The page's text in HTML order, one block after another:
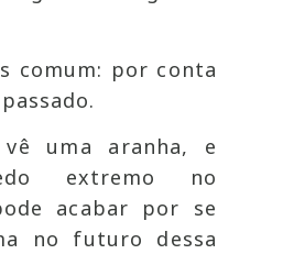
comum: por conta
uma aranha, e
extremo no
acabar por se
no futuro dessa